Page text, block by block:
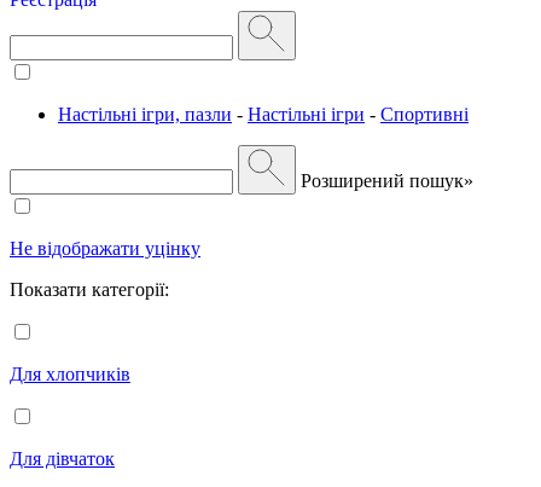
Настільні ігри, пазли - Настільні ігри - Спортивні
Розширений пошук»
Не відображати уцінку
Показати категорії:
Для хлопчиків
Для дівчаток